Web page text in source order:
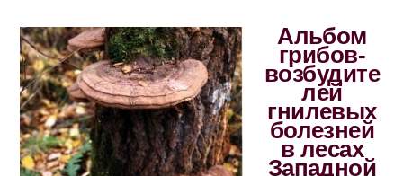
Альбом
грибов-
возбудите
лей
гнилевых
болезней
в лесах
Западной